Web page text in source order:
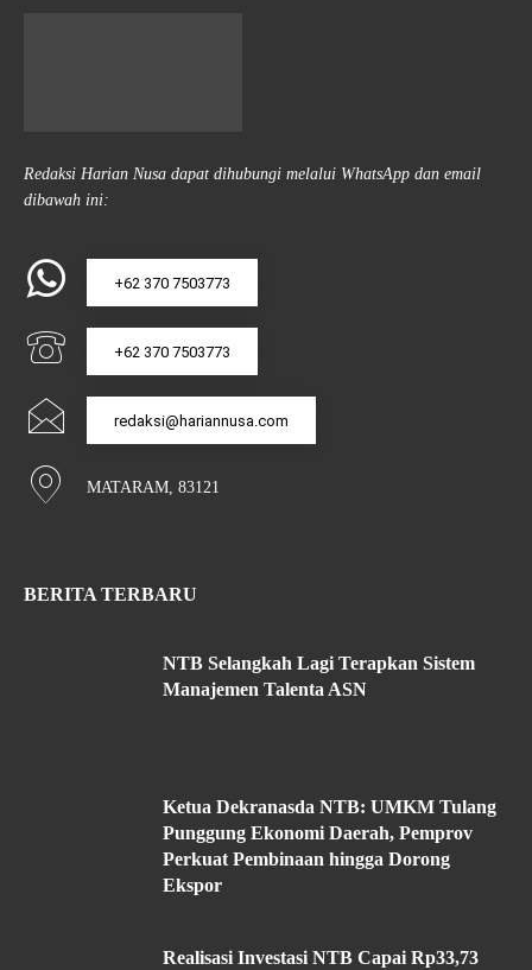
Redaksi Harian Nusa dapat dihubungi melalui WhatsApp dan email
dibawah ini:
+62 370 7503773
+62 370 7503773
redaksi@hariannusa.com
MATARAM, 83121
BERITA TERBARU
NTB Selangkah Lagi Terapkan Sistem
Manajemen Talenta ASN
Ketua Dekranasda NTB: UMKM Tulang
Punggung Ekonomi Daerah, Pemprov
Perkuat Pembinaan hingga Dorong
Ekspor
Realisasi Investasi NTB Capai Rp33,73